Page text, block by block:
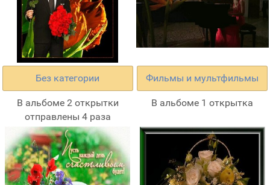
Без категории
В альбоме 2 открытки
отправлены 4 раза
Фильмы и мультфильмы
В альбоме 1 открытка